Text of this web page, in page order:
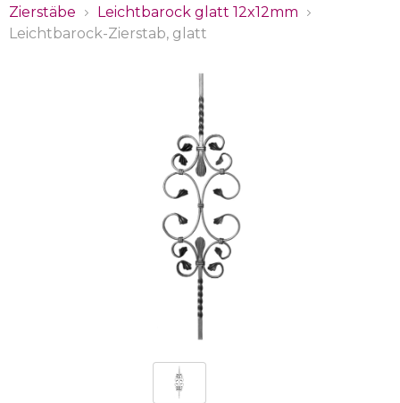
Zierstäbe
Leichtbarock glatt 12x12mm
Leichtbarock-Zierstab, glatt